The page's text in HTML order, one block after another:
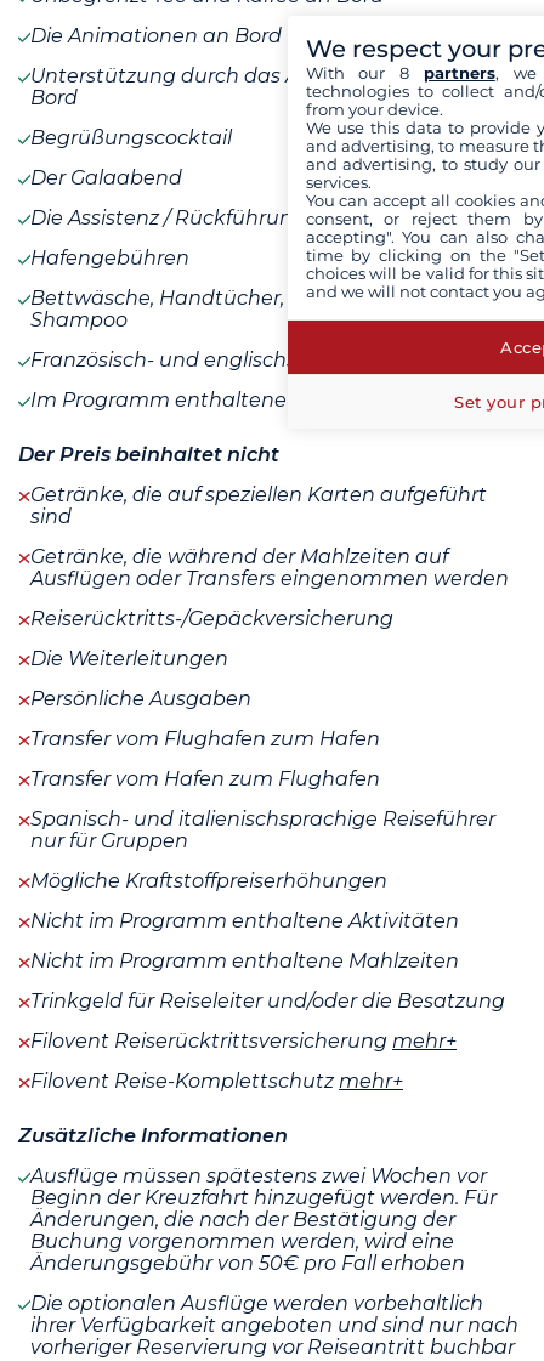
Die Animationen an Bord
Unterstützung durch das Animationsteam an
Bord
Begrüßungscocktail
Der Galaabend
Die Assistenz / Rückführungsversicherung
Hafengebühren
Bettwäsche, Handtücher, Duschgel und
Shampoo
Französisch- und englischsprachige Reiseführer
Im Programm enthaltene Mahlzeiten
Der Preis beinhaltet nicht
Getränke, die auf speziellen Karten aufgeführt
sind
Getränke, die während der Mahlzeiten auf
Ausflügen oder Transfers eingenommen werden
Reiserücktritts-/Gepäckversicherung
Die Weiterleitungen
Persönliche Ausgaben
Transfer vom Flughafen zum Hafen
Transfer vom Hafen zum Flughafen
Spanisch- und italienischsprachige Reiseführer
nur für Gruppen
Mögliche Kraftstoffpreiserhöhungen
Nicht im Programm enthaltene Aktivitäten
Nicht im Programm enthaltene Mahlzeiten
Trinkgeld für Reiseleiter und/oder die Besatzung
Filovent Reiserücktrittsversicherung mehr+
Filovent Reise-Komplettschutzmehr+
Zusätzliche Informationen
Ausflüge müssen spätestens zwei Wochen vor
Beginn der Kreuzfahrt hinzugefügt werden. Für
Änderungen, die nach der Bestätigung der
Buchung vorgenommen werden, wird eine
Änderungsgebühr von 50€ pro Fall erhoben
Die optionalen Ausflüge werden vorbehaltlich
ihrer Verfügbarkeit angeboten und sind nur nach
vorheriger Reservierung vor Reiseantritt buchbar
We respect your
With our 8 partners, we
technologies to collect
from your device.
We use this data to provide
and advertising, to measure
and advertising, to study
services.
You can accept all cookies
consent, or reject them
accepting". You can also
time by clicking on the
choices will be valid for this
and we will not contact you
Set your